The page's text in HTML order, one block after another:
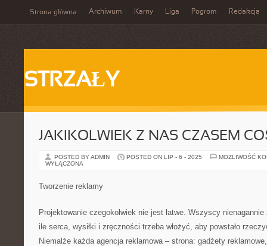
Strona główna Archiwum Karny Liga Pogrom Redakcja
STRZAŁY
JAKIKOLWIEK Z NAS CZASEM
POSTED BY ADMIN POSTED ON LIP - 6 - 2025
MOŻLIWOŚĆ
WYŁĄCZONA
Tworzenie reklamy
Projektowanie czegokolwiek nie jest łatwe. Wszyscy
ile serca, wysiłki i zręczności trzeba włożyć, aby powstało
Niemalże każda agencja reklamowa – strona: gadżety